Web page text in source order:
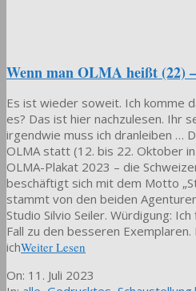
Wenn man OLMA heißt (22)
Es ist wieder soweit. Ich komme
es? Das ist hier nachzulesen. Ihr
irgendwie muss ich dranleiben …
OLMA statt (12. bis 22. Oktober
OLMA-Plakat 2023 – die
beschäftigt sich mit dem Motto
stammt von den beiden
Studio Silvio Seiler. Würdigung:
Fall zu den besseren
ichWeiter Lesen
2023-
On: 11. Juli 2023